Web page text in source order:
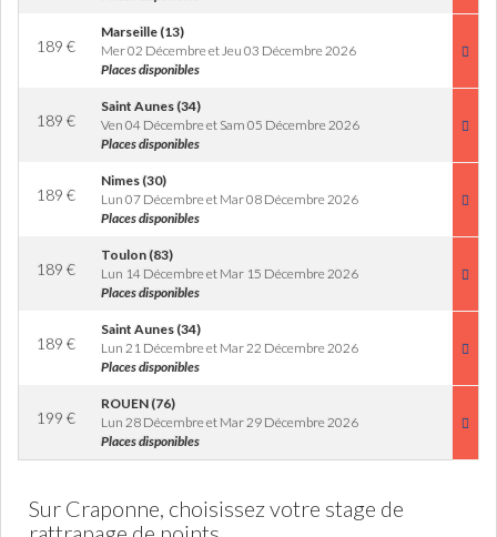
189 €
Marseille (13)
Mer 02 Décembre et Jeu 03 Décembre 2026
Places disponibles
189 €
Saint Aunes (34)
Ven 04 Décembre et Sam 05 Décembre 2026
Places disponibles
189 €
Nimes (30)
Lun 07 Décembre et Mar 08 Décembre 2026
Places disponibles
189 €
Toulon (83)
Lun 14 Décembre et Mar 15 Décembre 2026
Places disponibles
189 €
Saint Aunes (34)
Lun 21 Décembre et Mar 22 Décembre 2026
Places disponibles
199 €
ROUEN (76)
Lun 28 Décembre et Mar 29 Décembre 2026
Places disponibles
Sur Craponne, choisissez votre stage de